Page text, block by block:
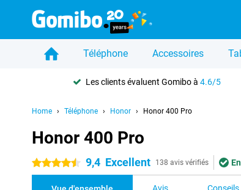
Téléphone Accessoires
Les clients évaluent Gomibo à4.6/5
Home Téléphone Honor Honor 400 Pro
Honor 400 Pro
4.5 étoiles 9,4 Excellent 138 avis vérifiés